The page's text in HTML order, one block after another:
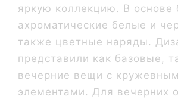
яркую коллекцию. В основе
ахроматические белые и
также цветные наряды.
представили как базовые,
вечерние вещи с
элементами. Для вечерних